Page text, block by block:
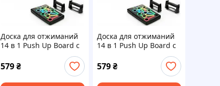
Доска для отжиманий
14 в 1 Push Up Board с
для груди, плеч, спины
и трицепса
579₴
Доска для отжиманий
14 в 1 Push Up Board с
для груди, плеч, спины
и трицепса
579₴